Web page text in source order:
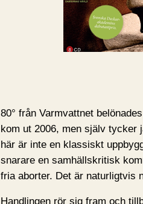
80° från Varmvattnet
kom ut 2006, men själv tycker
här är inte en klassiskt
snarare en samhällskritisk
fria aborter. Det är naturligtvis
Handlingen rör sig fram och